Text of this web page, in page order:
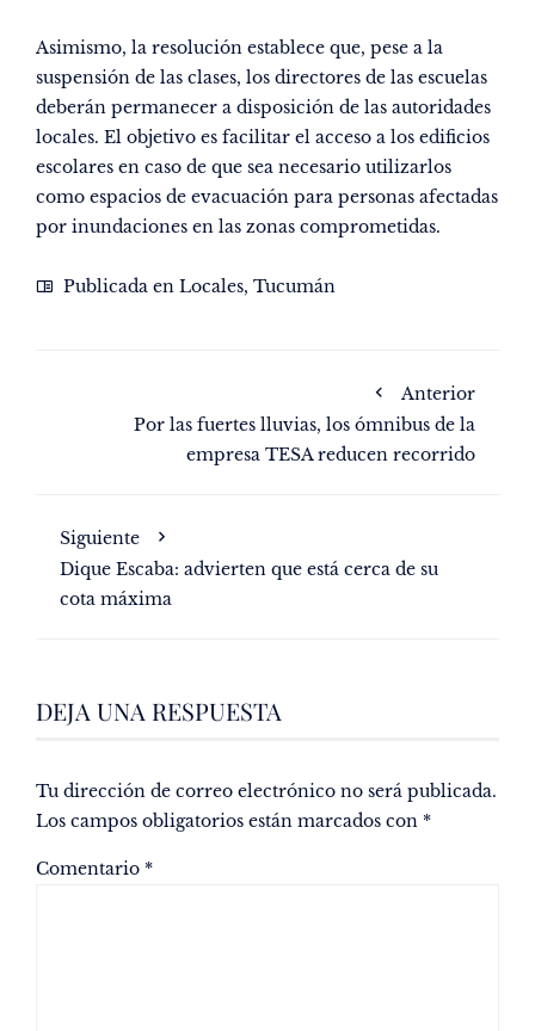
Asimismo, la resolución establece que, pese a la
suspensión de las clases, los directores de las escuelas
deberán permanecer a disposición de las autoridades
locales. El objetivo es facilitar el acceso a los edificios
escolares en caso de que sea necesario utilizarlos
como espacios de evacuación para personas afectadas
por inundaciones en las zonas comprometidas.
Publicada en Locales, Tucumán
Anterior
Por las fuertes lluvias, los ómnibus de la
empresa TESA reducen recorrido
Siguiente
Dique Escaba: advierten que está cerca de su
cota máxima
DEJA UNA RESPUESTA
Tu dirección de correo electrónico no será publicada.
Los campos obligatorios están marcados con *
Comentario *